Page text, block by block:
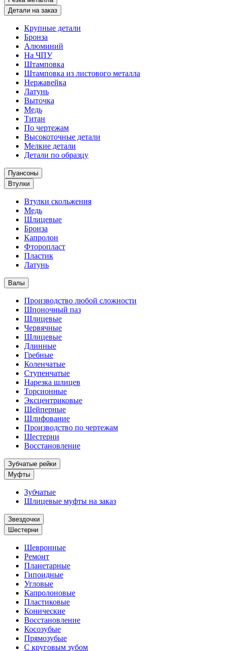
Детали на заказ
Крупные детали
Бронза
Алюминий
На ЧПУ
Штамповка
Штамповка из листового металла
Нержавейка
Латунь
Выточка
Медь
Титан
По чертежам
Высокоточные детали
Мелкие детали
Детали по образцу
Пуансоны
Втулки
Втулки скольжения
Медь
Шлицевые
Бронза
Капролон
Фторопласт
Пластик
Латунь
Валы
Производство любой сложности
Шпоночный паз
Шлицевые
Червячные
Шлицевые
Длинные
Гребные
Коленчатые
Ступенчатые
Нарезка шлицев
Торсионные
Эксцентриковые
Шейперные
Шлифование
Производство по чертежам
Шестерни
Восстановление
Зубчатые рейки
Муфты
Зубчатые
Шлицевые муфты на заказ
Звездочки
Шестерни
Шевронные
Ремонт
Планетарные
Гипоидные
Угловые
Капролоновые
Пластиковые
Конические
Восстановление
Косозубые
Прямозубые
С круговым зубом